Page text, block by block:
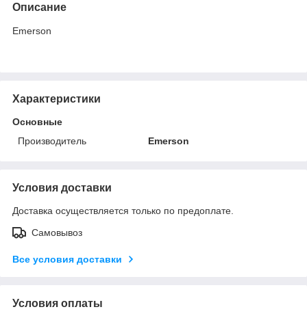
Описание
Emerson
Характеристики
Основные
Производитель
Emerson
Условия доставки
Доставка осуществляется только по предоплате.
Самовывоз
Все условия доставки
Условия оплаты